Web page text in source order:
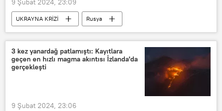
9 Şubat 2024, 23:09
UKRAYNA KRİZİ
Rusya
Rusya Dışişleri Bakanlığı
BAE
Birleşik Arap Emirlikleri (BAE)
Teşekkür
Esir takası
3 kez yanardağ patlamıştı: Kayıtlara
geçen en hızlı magma akıntısı İzlanda'da
gerçekleşti
9 Şubat 2024, 23:06